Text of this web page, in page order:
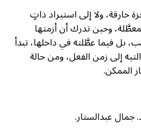
خارقة، ولا إلى استيراد ذاتٍ
وحين تدرك أن أزمتها
فيما عطَّلته في داخلها، تبدأ
إلى زمن الفعل، ومن حالة
الممكن.
جمال عبدالستار.